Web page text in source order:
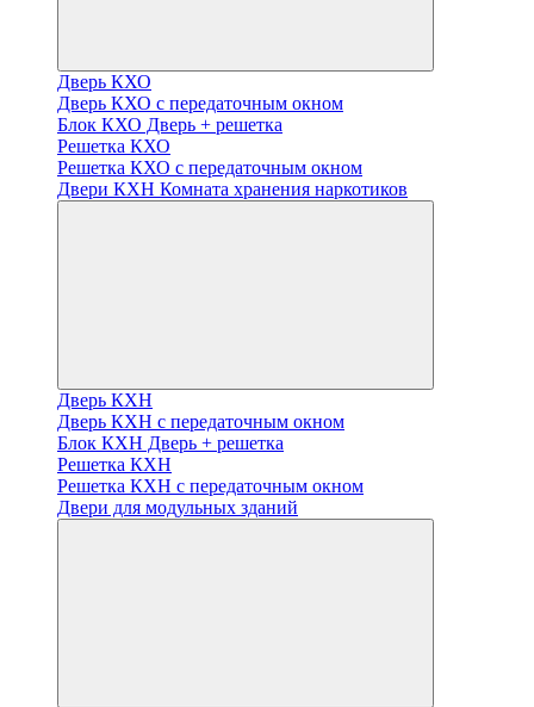
Дверь КХО
Дверь КХО с передаточным окном
Блок КХО Дверь + решетка
Решетка КХО
Решетка КХО с передаточным окном
Двери КХН Комната хранения наркотиков
Дверь КХН
Дверь КХН с передаточным окном
Блок КХН Дверь + решетка
Решетка КХН
Решетка КХН с передаточным окном
Двери для модульных зданий